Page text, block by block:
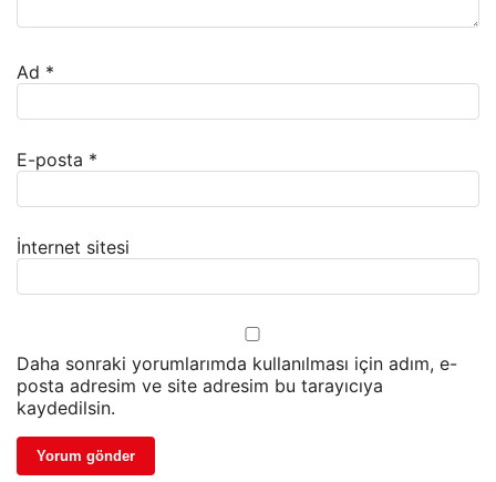
Ad *
E-posta *
İnternet sitesi
Daha sonraki yorumlarımda kullanılması için adım, e-
posta adresim ve site adresim bu tarayıcıya
kaydedilsin.